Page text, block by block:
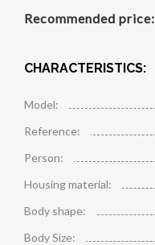
Recommended price:
CHARACTERISTICS:
Model:
Reference:
Person:
Housing material:
Body shape:
Body Size: